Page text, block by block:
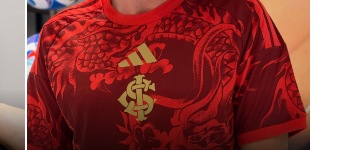
TERCEIRA CAMISA DO INTERNACIONAL 2026-2027
VAZA